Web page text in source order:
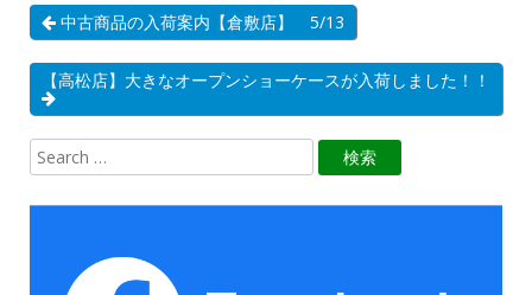
中古商品の入荷案内【倉敷店】 5/13
【高松店】大きなオープンショーケースが入荷しました！！